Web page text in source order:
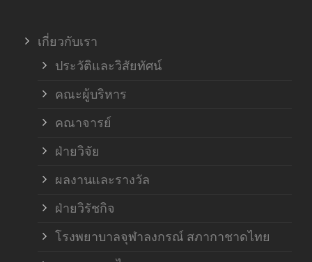
เกี่ยวกับเรา
ประวัติและวิสัยทัศน์
คณะผู้บริหาร
คณาจารย์
ฝ่ายวิจัย
ผลงานและรางวัล
ฝ่ายวิรัชกิจ
โรงพยาบาลจุฬาลงกรณ์ สภากาชาดไทย